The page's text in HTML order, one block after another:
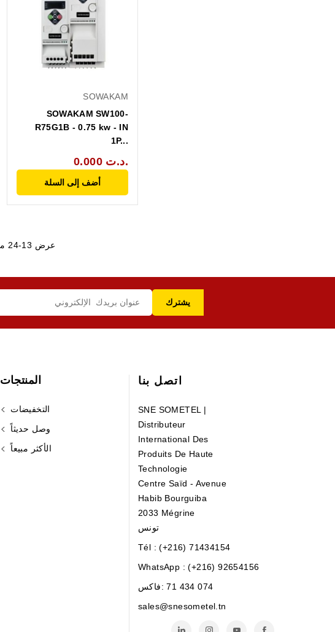
SOWAKAM
SOWAKAM SW100-
R75G1B - 0.75 kw - IN
1P...
0.000 د.ت.
أضف إلى السلة
عرض 13-24 من 54 منتجات
اتصل بنا
SNE SOMETEL |
Distributeur
International Des
Produits De Haute
Technologie
Centre Saïd - Avenue
Habib Bourguiba
2033 Mégrine
تونس
Tél : (+216) 71434154
WhatsApp : (+216) 92654156
فاكس:71 434 074
sales@snesometel.tn
المنتجات
التخفيضات
وصل حديثاً
الأكثر مبيعاً